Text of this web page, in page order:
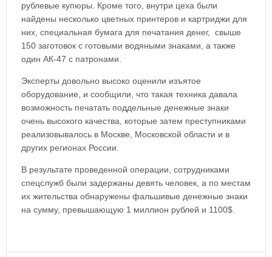
рублевые купюры. Кроме того, внутри цеха были
найдены несколько цветных принтеров и картриджи для
них, специальная бумага для печатания денег,
свыше
150 заготовок с готовыми водяными знаками, а также
один АК-47 с патронами.
Эксперты довольно высоко оценили изъятое
оборудование, и сообщили, что такая техника давала
возможность печатать поддельные денежные знаки
очень высокого качества, которые затем преступниками
реализовывалось в Москве, Московской области и в
других регионах России.
В результате проведенной операции, сотрудниками
спецслужб были задержаны девять человек, а по местам
их жительства обнаружены фальшивые денежные знаки
на сумму, превышающую 1 миллион рублей и 1100$.